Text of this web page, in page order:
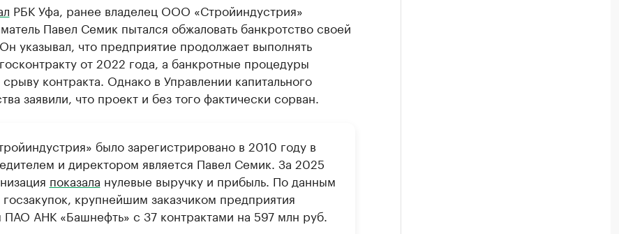
РБК Уфа, ранее владелец ООО «Стройиндустрия»
Павел Семик пытался обжаловать банкротство своей
указывал, что предприятие продолжает выполнять
от 2022 года, а банкротные процедуры
контракта. Однако в Управлении капитального
заявили, что проект и без того фактически сорван.
было зарегистрировано в 2010 году в
и директором является Павел Семик. За 2025
показала нулевые выручку и прибыль. По данным
госзакупок, крупнейшим заказчиком предприятия
ПАО АНК «Башнефть» с 37 контрактами на 597 млн руб.